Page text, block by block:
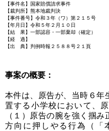
【事件名】国家賠償請求事件
【裁判所】熊本地裁判決
【事件番号】令和３年（ワ）第２１５号
【年月日】令和５年２月１０日
【結 果】一部認容・一部棄却（確定）
【経 過】
【出 典】判例時報２５８８号２１頁
事案の概要：
本件は、原告が、当時６年
置する小学校において、
（１）原告の腕を強く掴
方向に押しやる行為（「